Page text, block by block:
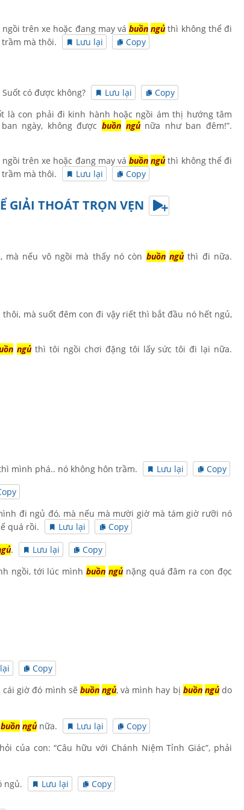
trên xe hoặc đang may vábuồn ngủthì không thể đi
mà thôi.
Lưu lại Copy
có được không? Lưu lại
Copy
là con phải đi kinh hành hoặc ngồi ám thị hướng tâm
ngày, không đượcbuồn ngủnữa như ban đêm!”.
trên xe hoặc đang may vábuồn ngủthì không thể đi
mà thôi.
Lưu lại Copy
GIẢI THOÁT TRỌN VẸN
nếu vô ngồi mà thấy nó còn buồn ngủthì đi nữa.
mà suốt đêm con đi vậy riết thì bắt đầu nó hết ngủ,
ngủthì tôi ngồi chơi đặng tôi lấy sức tôi đi lại nữa.
mình phá.. nó không hôn trầm. Lưu lại
Copy
đi ngủ đó, mà nếu mà mười giờ mà tám giờ rưỡi nó
quá rồi. Lưu lại
Copy
. Lưu lại
Copy
ngồi, tới lúc mìnhbuồn ngủnặng quá đâm ra con đọc
Copy
giờ đó mình sẽ buồn ngủ, và mình hay bị buồn ngủdo
buồn ngủnữa. Lưu lại
Copy
của con: “Câu hữu với Chánh Niệm Tỉnh Giác”, phải
ngủ. Lưu lại Copy